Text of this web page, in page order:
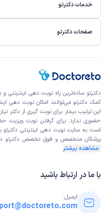
خدمات دکترتو
صفحات دکترتو
دکترتو ساده‌ترین راه نوبت‌ دهی اینترنتی
کمک دکترتو می‌توانند امکان نوبت دهی
این ترتیب بیمار برای نوبت گیری از دکتر
حضوری ندارد. برای گرفتن نوبت ویزیت
است به سایت نوبت دهی اینترنتی دکترتو
پزشکان متخصص و فوق تخصص دکترتو
مشاهده بیشتر
با ما در ارتباط باشید
ایمیل: